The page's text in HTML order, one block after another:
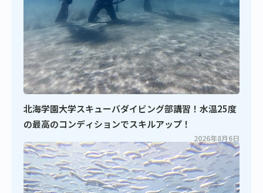
北海学園大学スキューバダイビング部講習！水温25度
の最高のコンディションでスキルアップ！
2026年8月6日